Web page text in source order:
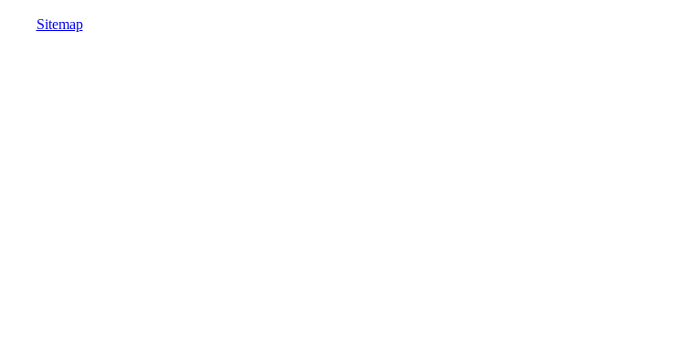
Sitemap